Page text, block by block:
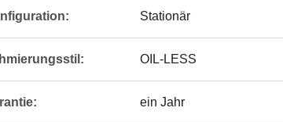
Stationär
OIL-LESS
ein Jahr